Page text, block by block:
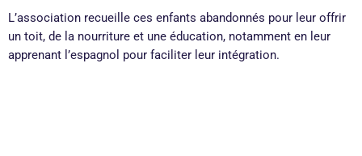
L’association recueille ces enfants abandonnés pour leur offrir
un toit, de la nourriture et une éducation, notamment en leur
apprenant l’espagnol pour faciliter leur intégration.